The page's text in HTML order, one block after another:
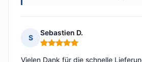
S
Sebastien D.
Hinweis: 5 von 5
Vielen Dank für die schnelle